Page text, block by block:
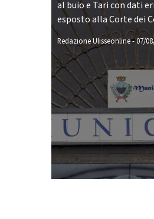
al buio e Tari con dati
esposto alla Corte dei
Redazione Ulisseonline-07/